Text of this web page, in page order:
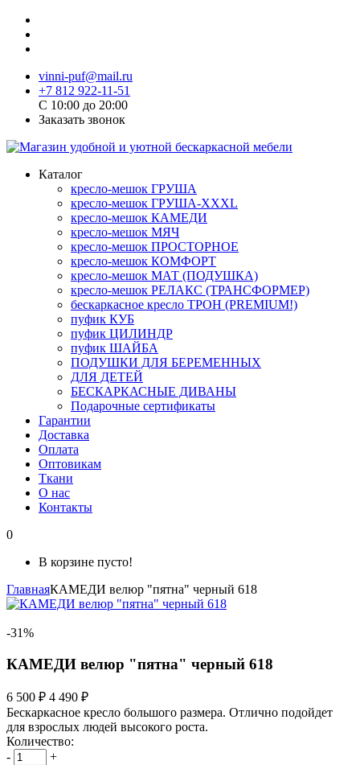
vinni-puf@mail.ru
+7 812 922-11-51
C 10:00 до 20:00
Заказать звонок
Каталог
кресло-мешок ГРУША
кресло-мешок ГРУША-XXXL
кресло-мешок КАМЕДИ
кресло-мешок МЯЧ
кресло-мешок ПРОСТОРНОЕ
кресло-мешок КОМФОРТ
кресло-мешок МАТ (ПОДУШКА)
кресло-мешок РЕЛАКС (ТРАНСФОРМЕР)
бескаркасное кресло ТРОН (PREMIUM!)
пуфик КУБ
пуфик ЦИЛИНДР
пуфик ШАЙБА
ПОДУШКИ ДЛЯ БЕРЕМЕННЫХ
ДЛЯ ДЕТЕЙ
БЕСКАРКАСНЫЕ ДИВАНЫ
Подарочные сертификаты
Гарантии
Доставка
Оплата
Оптовикам
Ткани
О нас
Контакты
0
В корзине пусто!
ГлавнаяКАМЕДИ велюр "пятна" черный 618
-31%
КАМЕДИ велюр "пятна" черный 618
6 500 ₽ 4 490 ₽
Бескаркасное кресло большого размера. Отлично подойдет
для взрослых людей высокого роста.
Количество:
-
+